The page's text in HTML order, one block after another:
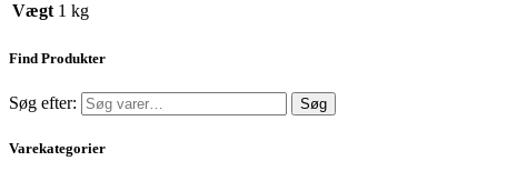
Vægt 1 kg
Find Produkter
Søg efter: Søg
Varekategorier